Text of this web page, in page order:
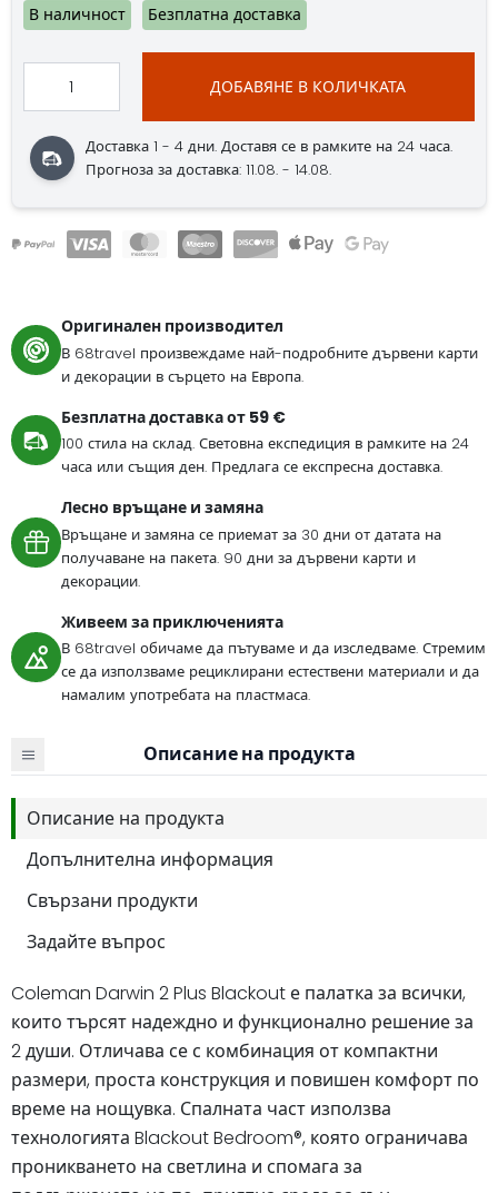
В наличност Безплатна доставка
ДОБАВЯНЕ В КОЛИЧКАТА
Доставка 1 - 4 дни. Доставя се в рамките на 24 часа.
Прогноза за доставка: 11.08. - 14.08.
Оригинален производител
В 68travel произвеждаме най-подробните дървени карти
и декорации в сърцето на Европа.
Безплатна доставка от 59 €
100 стила на склад. Световна експедиция в рамките на 24
часа или същия ден. Предлага се експресна доставка.
Лесно връщане и замяна
Връщане и замяна се приемат за 30 дни от датата на
получаване на пакета. 90 дни за дървени карти и
декорации.
Живеем за приключенията
В 68travel обичаме да пътуваме и да изследваме. Стремим
се да използваме рециклирани естествени материали и да
намалим употребата на пластмаса.
Описание на продукта
Описание на продукта
Допълнителна информация
Свързани продукти
Задайте въпрос
Coleman Darwin 2 Plus Blackout е палатка за всички,
които търсят надеждно и функционално решение за
2 души. Отличава се с комбинация от компактни
размери, проста конструкция и повишен комфорт по
време на нощувка. Спалната част използва
технологията Blackout Bedroom®, която ограничава
проникването на светлина и спомага за